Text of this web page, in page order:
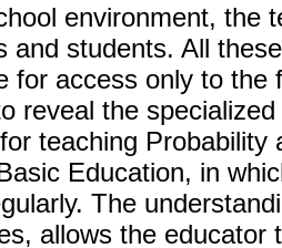
environment, the
and students. All
for access only to
reveal the
teaching
Education, in
The
allows the